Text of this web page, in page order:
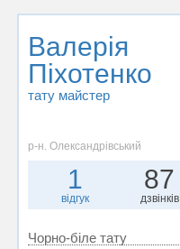
Валерія
Піхотенко
тату майстер
р-н. Олександрівський
1
відгук
87
дзвінків
Чорно-біле тату